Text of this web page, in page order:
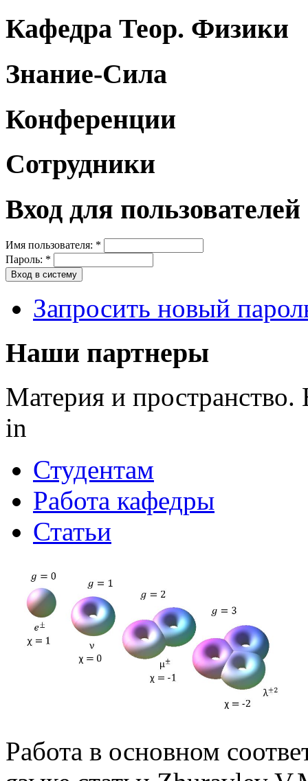
Кафедра Теор. Физики
Знание-Сила
Конференции
Сотрудники
Вход для пользователей
Имя пользователя: *
Пароль: *
Запросить новый
Наши партнеры
Материя и пространство.
in
Студентам
Работа кафедры
Статьи
Работа в основном